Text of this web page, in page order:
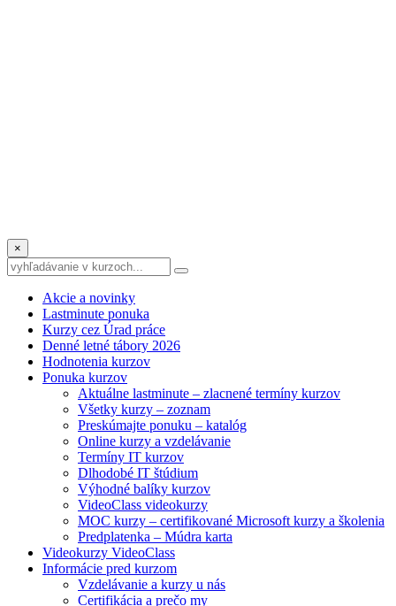
×
Akcie a novinky
Lastminute ponuka
Kurzy cez Úrad práce
Denné letné tábory 2026
Hodnotenia kurzov
Ponuka kurzov
Aktuálne lastminute – zlacnené termíny kurzov
Všetky kurzy – zoznam
Preskúmajte ponuku – katalóg
Online kurzy a vzdelávanie
Termíny IT kurzov
Dlhodobé IT štúdium
Výhodné balíky kurzov
VideoClass videokurzy
MOC kurzy – certifikované Microsoft kurzy a školenia
Predplatenka – Múdra karta
Videokurzy VideoClass
Informácie pred kurzom
Vzdelávanie a kurzy u nás
Certifikácia a prečo my